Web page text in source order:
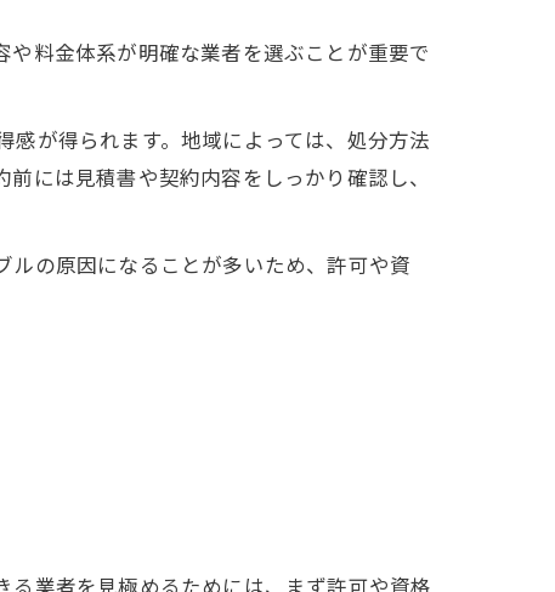
料金体系が明確な業者を選ぶことが重要で
が得られます。地域によっては、処分方法
には見積書や契約内容をしっかり確認し、
の原因になることが多いため、許可や資
業者を見極めるためには、まず許可や資格